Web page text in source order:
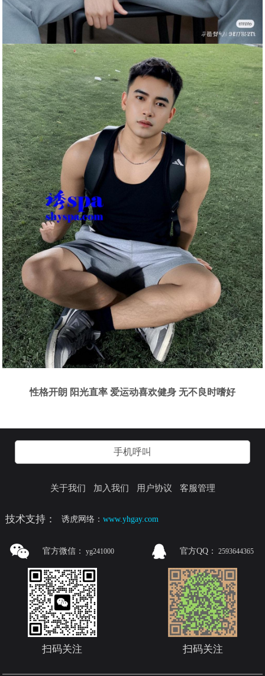
性格开朗 阳光直率 爱运动喜欢健身 无不良时嗜好
手机呼叫
关于我们 加入我们 用户协议 客服管理
技术支持： 诱虎网络：www.yhgay.com
官方微信： yg241000
扫码关注
官方QQ： 2593644365
扫码关注